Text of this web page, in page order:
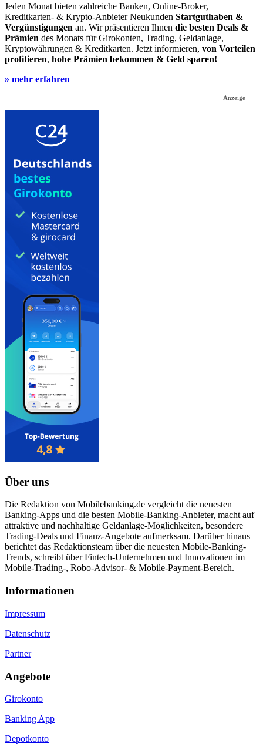
Jeden Monat bieten zahlreiche Banken, Online-Broker,
Kreditkarten- & Krypto-Anbieter Neukunden Startguthaben &
Vergünstigungen an. Wir präsentieren Ihnen die besten Deals &
Prämien des Monats für Girokonten, Trading, Geldanlage,
Kryptowährungen & Kreditkarten. Jetzt informieren, von Vorteilen
profitieren, hohe Prämien bekommen & Geld sparen!
» mehr erfahren
Anzeige
Über uns
Die Redaktion von Mobilebanking.de vergleicht die neuesten
Banking-Apps und die besten Mobile-Banking-Anbieter, macht auf
attraktive und nachhaltige Geldanlage-Möglichkeiten, besondere
Trading-Deals und Finanz-Angebote aufmerksam. Darüber hinaus
berichtet das Redaktionsteam über die neuesten Mobile-Banking-
Trends, schreibt über Fintech-Unternehmen und Innovationen im
Mobile-Trading-, Robo-Advisor- & Mobile-Payment-Bereich.
Informa­tionen
Impressum
Datenschutz
Partner
Angebote
Girokonto
Banking App
Depotkonto